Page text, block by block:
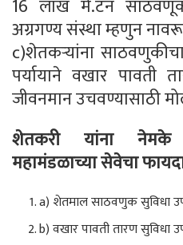
16 लाख मे.टन साठवणूक
अग्रगण्य संस्था म्हणुन
c)शेतकऱ्यांना
पर्यायाने वखार पावती
जीवनमान उचवण्यासाठी
शेतकरी यांना नेमके
महामंडळाच्या सेवेचा
a) शेतमाल साठवणुक सुविधा
b) वखार पावती तारण सुविधा